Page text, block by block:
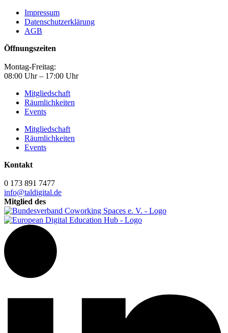
Impressum
Datenschutzerklärung
AGB
Öffnungszeiten
Montag-Freitag:
08:00 Uhr – 17:00 Uhr
Mitgliedschaft
Räumlichkeiten
Events
Mitgliedschaft
Räumlichkeiten
Events
Kontakt
0 173 891 7477
info@taldigital.de
Mitglied des